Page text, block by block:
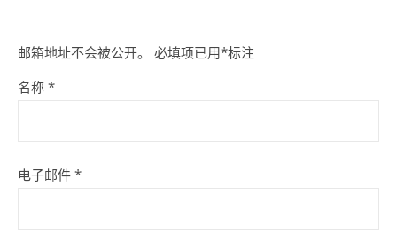
邮箱地址不会被公开。 必填项已用*标注
名称 *
电子邮件 *